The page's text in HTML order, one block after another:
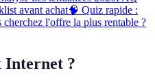
avant achat🧠 Quiz rapide :
l'offre la plus rentable ?
Internet ?